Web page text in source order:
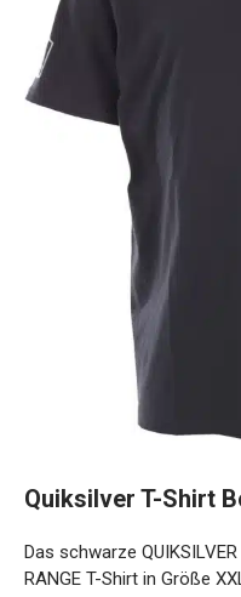
Quiksilver T-Shirt
Das schwarze
RANGE T-Shirt in Größe